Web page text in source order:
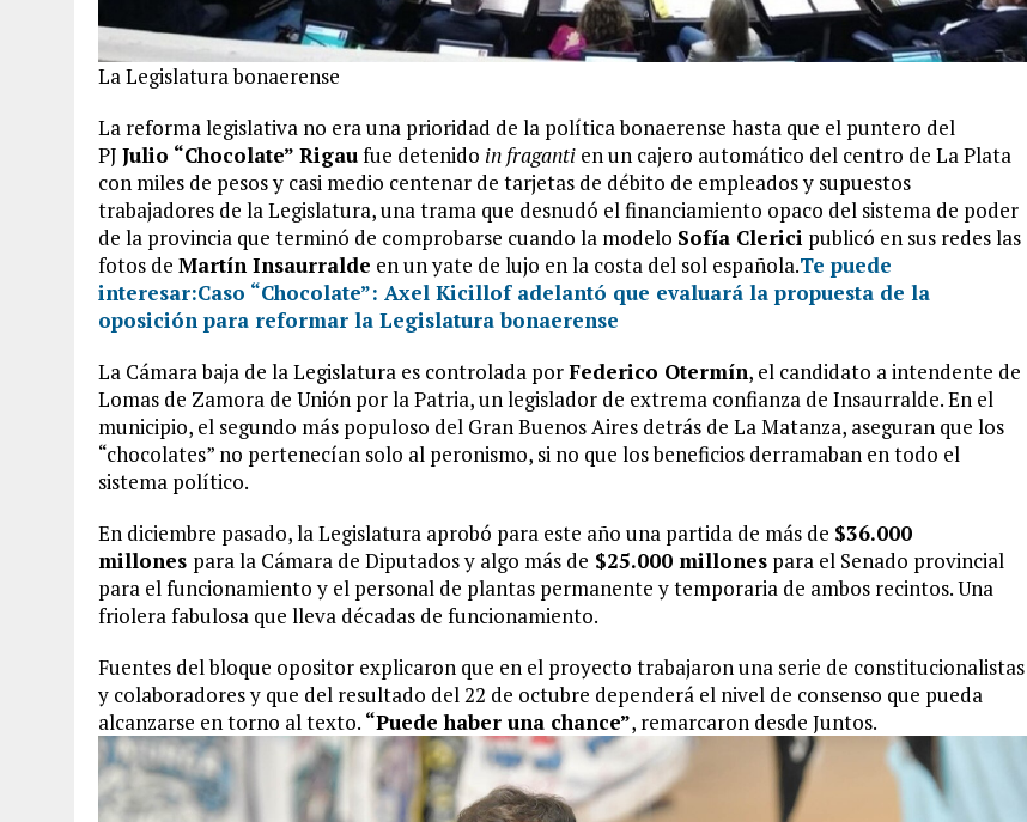
La Legislatura bonaerense
La reforma legislativa no era una prioridad de la política bonaerense hasta que el puntero del
PJ Julio “Chocolate” Rigaufue detenido in fraganti en un cajero automático del centro de La Plata
con miles de pesos y casi medio centenar de tarjetas de débito de empleados y supuestos
trabajadores de la Legislatura, una trama que desnudó el financiamiento opaco del sistema de poder
de la provincia que terminó de comprobarse cuando la modelo Sofía Clerici publicó en sus redes las
fotos de Martín Insaurralde en un yate de lujo en la costa del sol española.Te puede
interesar:Caso “Chocolate”: Axel Kicillof adelantó que evaluará la propuesta de la
oposición para reformar la Legislatura bonaerense
La Cámara baja de la Legislatura es controlada porFederico Otermín, el candidato a intendente de
Lomas de Zamora de Unión por la Patria, un legislador de extrema confianza de Insaurralde. En el
municipio, el segundo más populoso del Gran Buenos Aires detrás de La Matanza, aseguran que los
“chocolates” no pertenecían solo al peronismo, si no que los beneficios derramaban en todo el
sistema político.
En diciembre pasado, la Legislatura aprobó para este año una partida de más de $36.000
millones para la Cámara de Diputados y algo más de $25.000 millones para el Senado provincial
para el funcionamiento y el personal de plantas permanente y temporaria de ambos recintos. Una
friolera fabulosa que lleva décadas de funcionamiento.
Fuentes del bloque opositor explicaron que en el proyecto trabajaron una serie de constitucionalistas
y colaboradores y que del resultado del 22 de octubre dependerá el nivel de consenso que pueda
alcanzarse en torno al texto. “Puede haber una chance”, remarcaron desde Juntos.